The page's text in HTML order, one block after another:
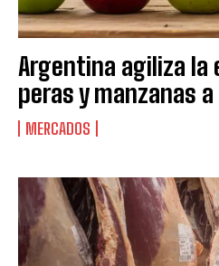
Suscribite al
Argentina agiliza la
peras y manzanas
MERCADOS